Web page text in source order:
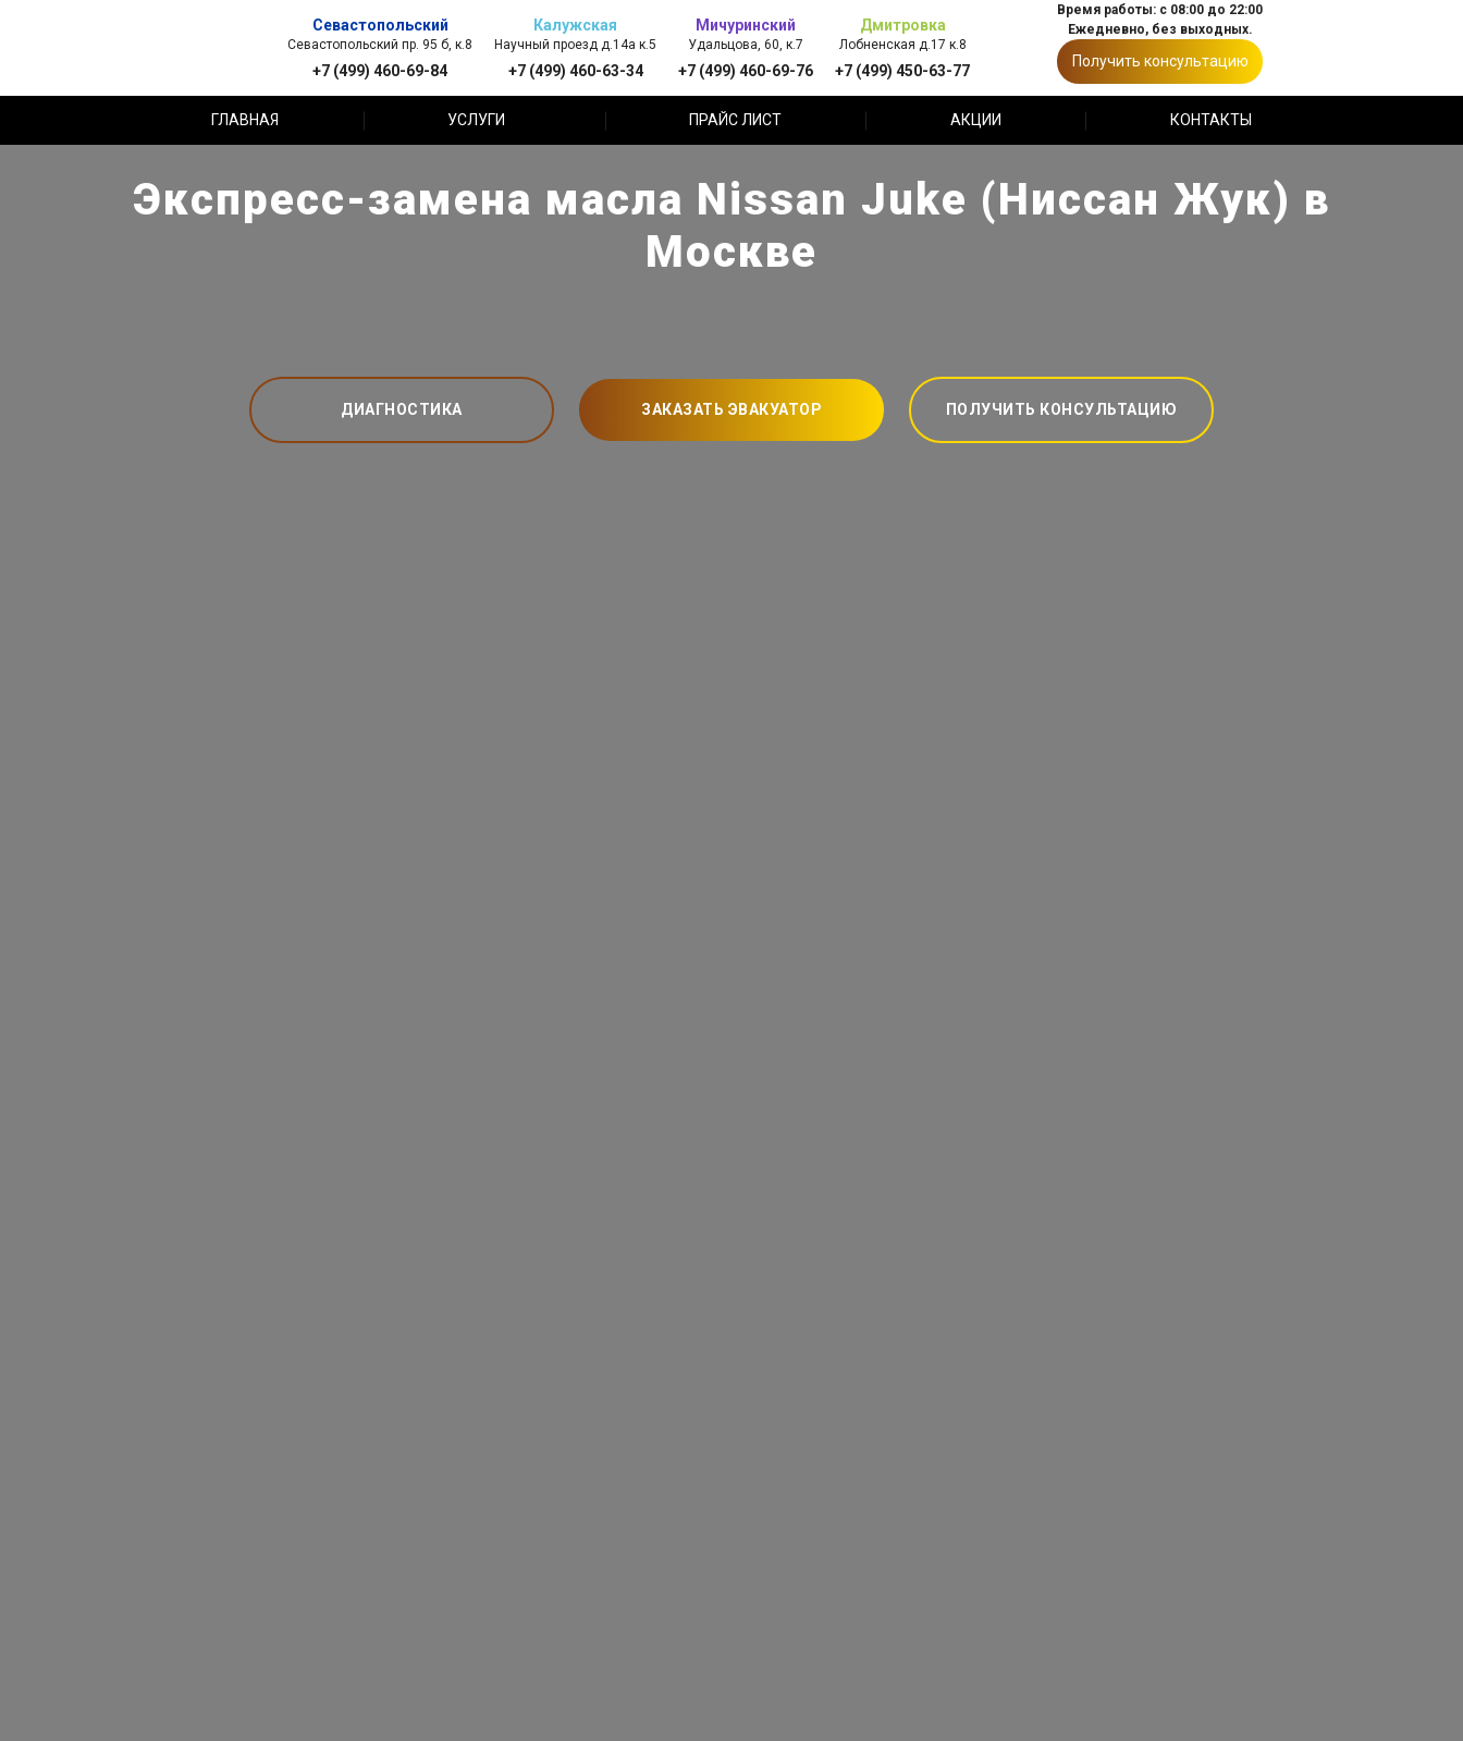
Севастопольский
Севастопольский пр. 95 б, к.8
+7 (499) 460-69-84
Калужская
Научный проезд д.14а к.5
+7 (499) 460-63-34
Мичуринский
Удальцова, 60, к.7
+7 (499) 460-69-76
Дмитровка
Лобненская д.17 к.8
+7 (499) 450-63-77
Время работы: с 08:00 до 22:00
Ежедневно, без выходных.
Получить консультацию
ГЛАВНАЯ УСЛУГИ ПРАЙС ЛИСТ АКЦИИ КОНТАКТЫ
Экспресс-замена масла Nissan Juke (Ниссан Жук) в
Москве
ДИАГНОСТИКА ЗАКАЗАТЬ ЭВАКУАТОР ПОЛУЧИТЬ КОНСУЛЬТАЦИЮ